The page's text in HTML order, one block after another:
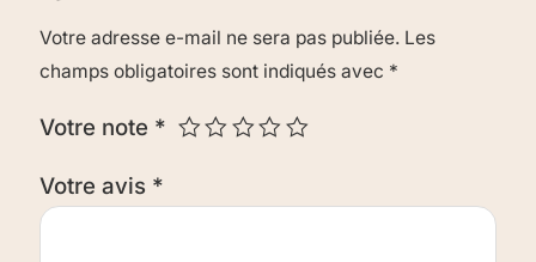
Votre adresse e-mail ne sera pas publiée. Les
champs obligatoires sont indiqués avec *
Votre note *
Votre avis *